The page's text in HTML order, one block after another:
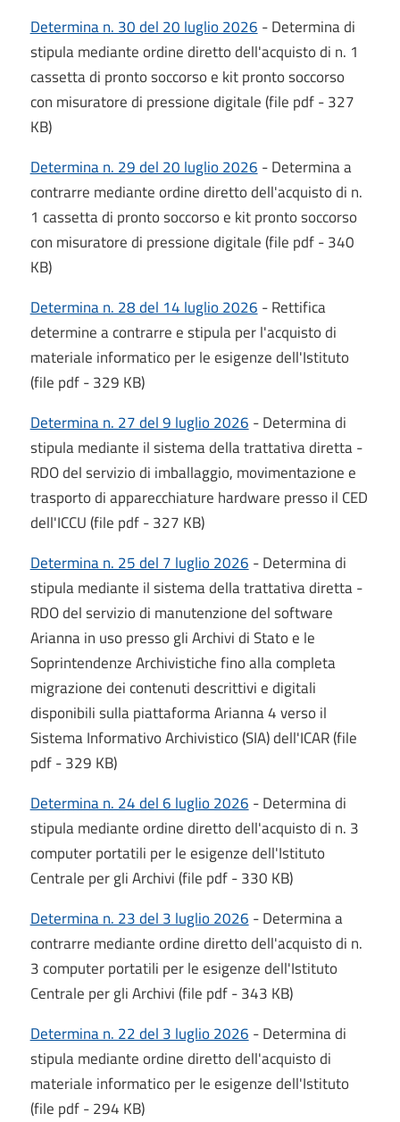
Determina n. 30 del 20 luglio 2026 - Determina di
stipula mediante ordine diretto dell'acquisto di n. 1
cassetta di pronto soccorso e kit pronto soccorso
con misuratore di pressione digitale (file pdf - 327
KB)
Determina n. 29 del 20 luglio 2026 - Determina a
contrarre mediante ordine diretto dell'acquisto di n.
1 cassetta di pronto soccorso e kit pronto soccorso
con misuratore di pressione digitale (file pdf - 340
KB)
Determina n. 28 del 14 luglio 2026 - Rettifica
determine a contrarre e stipula per l'acquisto di
materiale informatico per le esigenze dell'Istituto
(file pdf - 329 KB)
Determina n. 27 del 9 luglio 2026 - Determina di
stipula mediante il sistema della trattativa diretta -
RDO del servizio di imballaggio, movimentazione e
trasporto di apparecchiature hardware presso il CED
dell'ICCU (file pdf - 327 KB)
Determina n. 25 del 7 luglio 2026 - Determina di
stipula mediante il sistema della trattativa diretta -
RDO del servizio di manutenzione del software
Arianna in uso presso gli Archivi di Stato e le
Soprintendenze Archivistiche fino alla completa
migrazione dei contenuti descrittivi e digitali
disponibili sulla piattaforma Arianna 4 verso il
Sistema Informativo Archivistico (SIA) dell'ICAR (file
pdf - 329 KB)
Determina n. 24 del 6 luglio 2026 - Determina di
stipula mediante ordine diretto dell'acquisto di n. 3
computer portatili per le esigenze dell'Istituto
Centrale per gli Archivi (file pdf - 330 KB)
Determina n. 23 del 3 luglio 2026 - Determina a
contrarre mediante ordine diretto dell'acquisto di n.
3 computer portatili per le esigenze dell'Istituto
Centrale per gli Archivi (file pdf - 343 KB)
Determina n. 22 del 3 luglio 2026 - Determina di
stipula mediante ordine diretto dell'acquisto di
materiale informatico per le esigenze dell'Istituto
(file pdf - 294 KB)